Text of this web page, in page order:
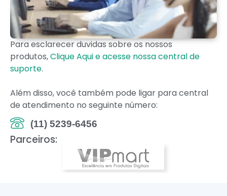
Para esclarecer duvidas sobre os nossos
produtos,Clique Aqui e acesse nossa central de
suporte.
Além disso, você também pode ligar para central
de atendimento no seguinte número:
(11) 5239-6456
Parceiros: